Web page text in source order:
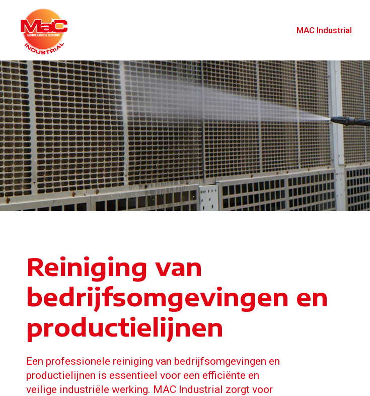
MAC Industrial
Reiniging van
bedrijfsomgevingen en
productielijnen
Een professionele reiniging van bedrijfsomgevingen en
productielijnen is essentieel voor een efficiënte en
veilige industriële werking. MAC Industrial zorgt voor